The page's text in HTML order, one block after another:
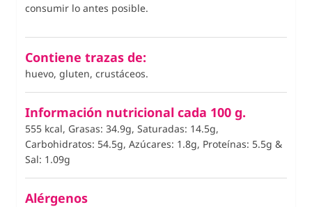
consumir lo antes posible.
Contiene trazas de:
huevo, gluten, crustáceos.
Información nutricional cada 100 g.
555 kcal, Grasas: 34.9g, Saturadas: 14.5g,
Carbohidratos: 54.5g, Azúcares: 1.8g, Proteínas: 5.5g &
Sal: 1.09g
Alérgenos